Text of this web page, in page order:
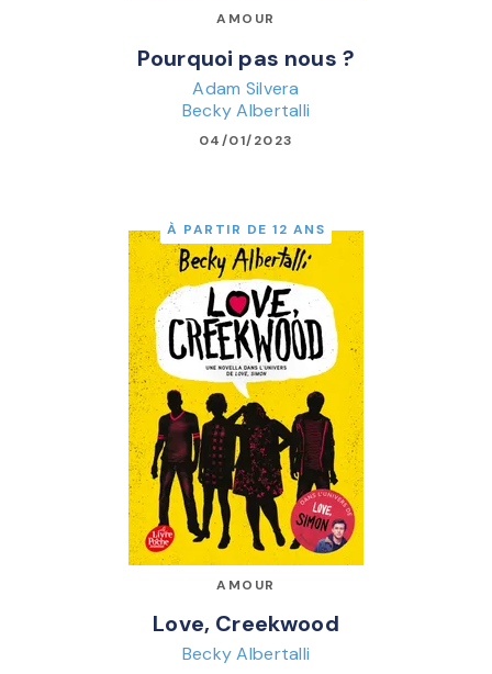
AMOUR
Pourquoi pas nous ?
Adam Silvera
Becky Albertalli
04/01/2023
À PARTIR DE 12 ANS
AMOUR
Love, Creekwood
Becky Albertalli